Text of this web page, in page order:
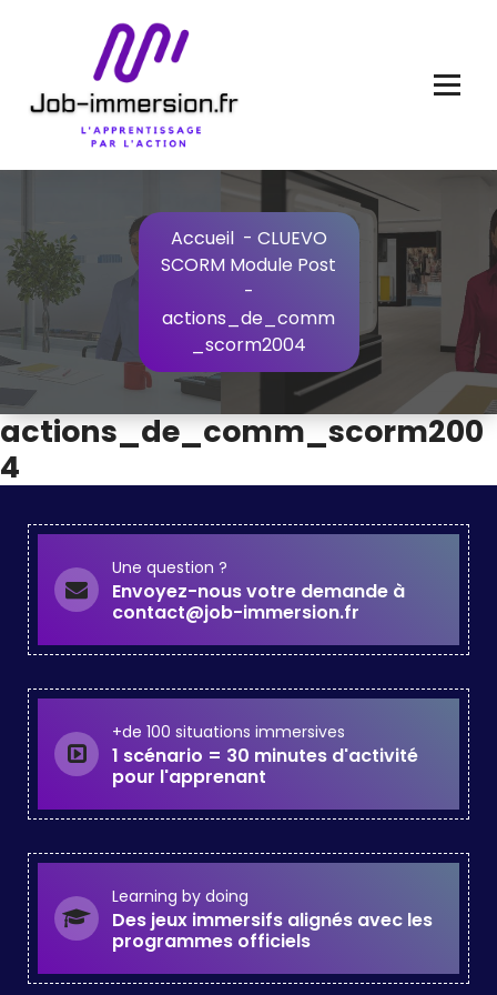
Accueil- CLUEVO
SCORM Module Post
-
actions_de_comm
_scorm2004
actions_de_comm_scorm200
4
Une question ?
Envoyez-nous votre demande à
contact@job-immersion.fr
+de 100 situations immersives
1 scénario = 30 minutes d'activité
pour l'apprenant
Learning by doing
Des jeux immersifs alignés avec les
programmes officiels